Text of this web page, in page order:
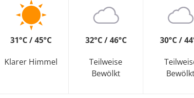
31°C / 45°C
Klarer Himmel
32°C / 46°C
Teilweise
Bewölkt
30°C /